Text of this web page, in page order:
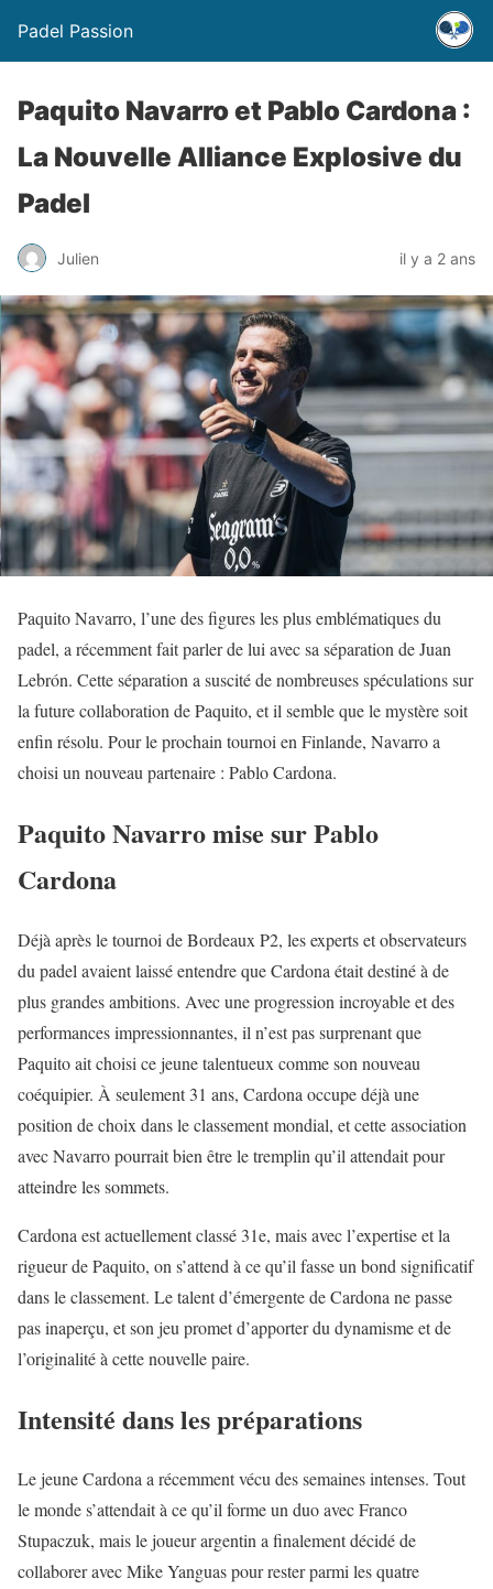
Padel Passion
Paquito Navarro et Pablo Cardona :
La Nouvelle Alliance Explosive du
Padel
Julien il y a 2 ans
Paquito Navarro, l’une des figures les plus emblématiques du
padel, a récemment fait parler de lui avec sa séparation de Juan
Lebrón. Cette séparation a suscité de nombreuses spéculations sur
la future collaboration de Paquito, et il semble que le mystère soit
enfin résolu. Pour le prochain tournoi en Finlande, Navarro a
choisi un nouveau partenaire : Pablo Cardona.
Paquito Navarro mise sur Pablo
Cardona
Déjà après le tournoi de Bordeaux P2, les experts et observateurs
du padel avaient laissé entendre que Cardona était destiné à de
plus grandes ambitions. Avec une progression incroyable et des
performances impressionnantes, il n’est pas surprenant que
Paquito ait choisi ce jeune talentueux comme son nouveau
coéquipier. À seulement 31 ans, Cardona occupe déjà une
position de choix dans le classement mondial, et cette association
avec Navarro pourrait bien être le tremplin qu’il attendait pour
atteindre les sommets.
Cardona est actuellement classé 31e, mais avec l’expertise et la
rigueur de Paquito, on s’attend à ce qu’il fasse un bond significatif
dans le classement. Le talent d’émergente de Cardona ne passe
pas inaperçu, et son jeu promet d’apporter du dynamisme et de
l’originalité à cette nouvelle paire.
Intensité dans les préparations
Le jeune Cardona a récemment vécu des semaines intenses. Tout
le monde s’attendait à ce qu’il forme un duo avec Franco
Stupaczuk, mais le joueur argentin a finalement décidé de
collaborer avec Mike Yanguas pour rester parmi les quatre